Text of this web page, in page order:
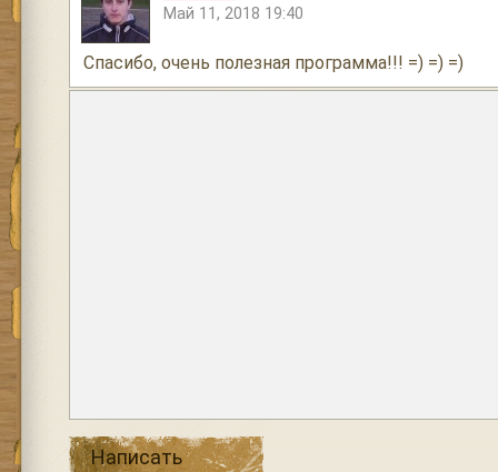
Май 11, 2018 19:40
Спасибо, очень полезная программа!!! =) =) =)
Написать